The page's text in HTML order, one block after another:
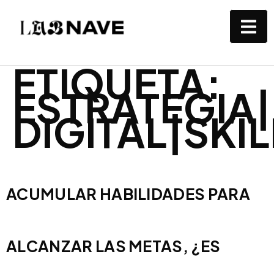
ETIQUETA:
ACUMULAR HABILIDADES PARA
ALCANZAR LAS METAS, ¿ES